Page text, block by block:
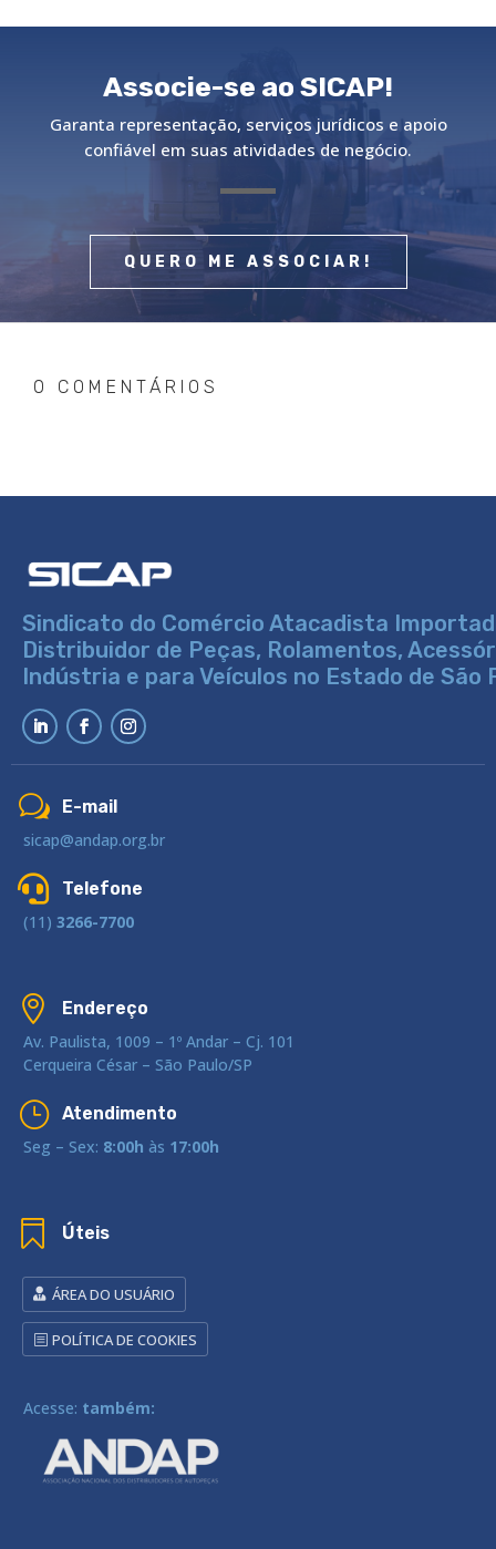
Associe-se ao SICAP!
Garanta representação, serviços jurídicos e apoio
confiável em suas atividades de negócio.
QUERO ME ASSOCIAR!
0 COMENTÁRIOS
Sindicato do Comércio Atacadista
Distribuidor de Peças, Rolamentos,
Indústria e para Veículos no Estado de São
w
E-mail
sicap@andap.org.br

Telefone
(11) 3266-7700

Endereço
Av. Paulista, 1009 – 1º Andar – Cj. 101
Cerqueira César – São Paulo/SP
}
Atendimento
Seg – Sex: 8:00h às 17:00h
 Úteis
ÁREA DO USUÁRIO
POLÍTICA DE COOKIES
Acesse: também: